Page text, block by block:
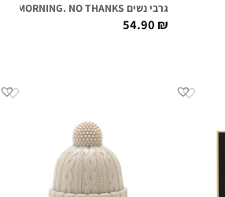
גרבי נשים MORNING. NO THANKS
54.90₪